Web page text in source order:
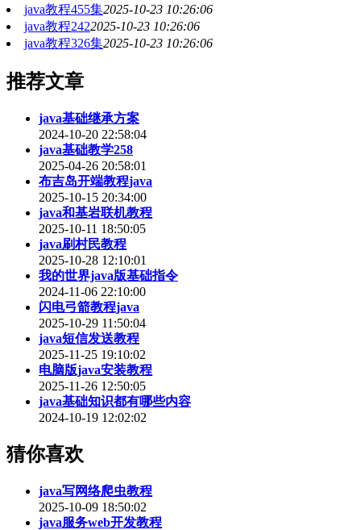
java教程455集2025-10-23 10:26:06
java教程2422025-10-23 10:26:06
java教程326集2025-10-23 10:26:06
推荐文章
java基础继承方案
2024-10-20 22:58:04
java基础教学258
2025-04-26 20:58:01
布吉岛开端教程java
2025-10-15 20:34:00
java和基岩联机教程
2025-10-11 18:50:05
java刷村民教程
2025-10-28 12:10:01
我的世界java版基础指令
2024-11-06 22:10:00
闪电弓箭教程java
2025-10-29 11:50:04
java短信发送教程
2025-11-25 19:10:02
电脑版java安装教程
2025-11-26 12:50:05
java基础知识都有哪些内容
2024-10-19 12:02:02
猜你喜欢
java写网络爬虫教程
2025-10-09 18:50:02
java服务web开发教程